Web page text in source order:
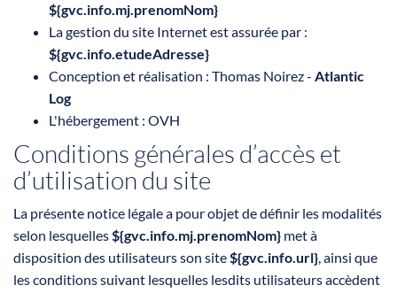
${gvc.info.mj.prenomNom}
La gestion du site Internet est assurée par :
${gvc.info.etudeAdresse}
Conception et réalisation : Thomas Noirez - Atlantic
Log
L'hébergement : OVH
Conditions générales d’accès et
d’utilisation du site
La présente notice légale a pour objet de définir les modalités
selon lesquelles${gvc.info.mj.prenomNom} met à
disposition des utilisateurs son site${gvc.info.url}, ainsi que
les conditions suivant lesquelles lesdits utilisateurs accèdent